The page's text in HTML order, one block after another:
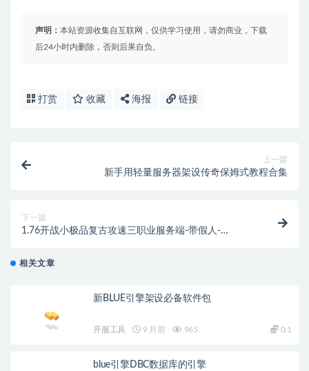
声明： 本站资源收集自互联网，仅供学习使用，请勿商业，下载
后24小时内删除，否则后果自负。
打赏 收藏 海报 链接
上一篇
新手用轻量服务器架设传奇保姆式教程合集
下一篇
1.76开战小极品复古攻速三职业服务端-带假人-
相关文章
新BLUE引擎架设必备软件包
开服工具 9 月前 965 0.1
blue引擎DBC数据库的引擎